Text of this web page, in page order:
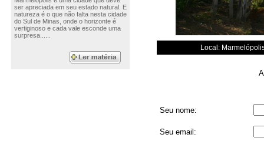
ser apreciada em seu estado natural. E
natureza é o que não falta nesta cidade
do Sul de Minas, onde o horizonte é
vertiginoso e cada vale esconde uma
surpresa......
Local:
Seu nome:
Seu email: